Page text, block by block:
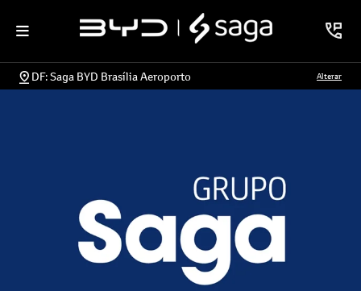
DF: Saga BYD Brasília Aeroporto Alterar